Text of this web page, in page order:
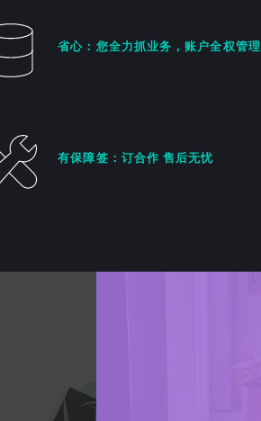
省心：您全力抓业务，账户全权管理
有保障签：订合作 售后无忧